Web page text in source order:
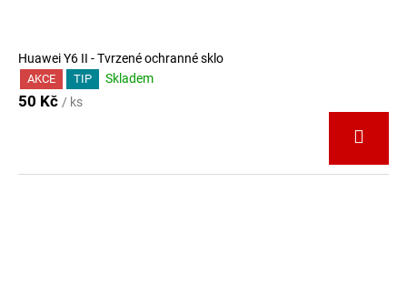
Huawei Y6 II - Tvrzené ochranné sklo
AKCE TIP Skladem
50 Kč / ks